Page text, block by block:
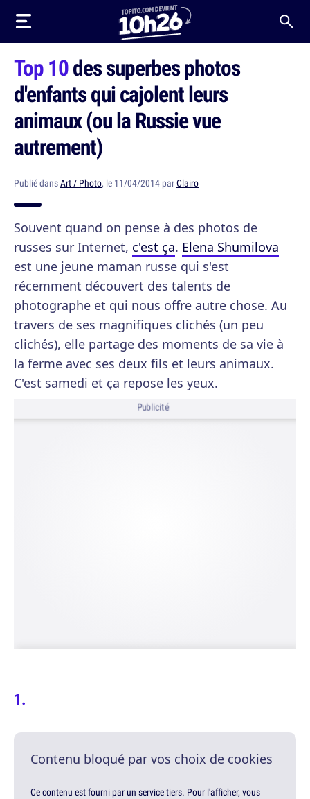
Top 10des superbes photos
d'enfants qui cajolent leurs
animaux (ou la Russie vue
autrement)
Publié dansArt / Photo, le 11/04/2014 parClairo
Souvent quand on pense à des photos de
russes sur Internet, c'est ça. Elena Shumilova
est une jeune maman russe qui s'est
récemment découvert des talents de
photographe et qui nous offre autre chose. Au
travers de ses magnifiques clichés (un peu
clichés), elle partage des moments de sa vie à
la ferme avec ses deux fils et leurs animaux.
C'est samedi et ça repose les yeux.
Publicité
Contenu bloqué par vos choix de cookies
Ce contenu est fourni par un service tiers. Pour l'afficher, vous